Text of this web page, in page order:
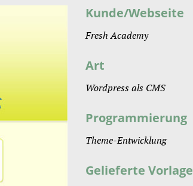
Kunde/Webseite
Fresh Academy
Art
Wordpress als CMS
Programmierung
Theme-Entwicklung
Gelieferte Vorlage